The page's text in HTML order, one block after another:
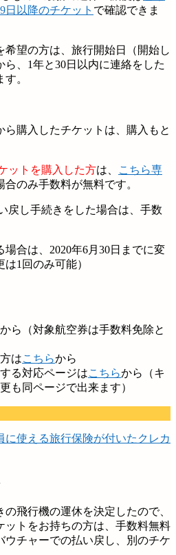
日以降のチケット で確認できま
望の方は、旅行開始日（開始し
、1年と30日以内に連絡をした
。
購入したチケットは、購入もと
ットを購入した方は、
こちら専
のみ手数料が無料です。
戻し手続きをした場合は、手数
合は、2020年6月30日までに変
1回のみ可能）
から（対象航空券は手数料免除と
はこちらから
る対応ページはこちらから（キ
も同ページで出来ます）
使える旅行保険が付いたクレカ
飛行機の運休を決定したので、
ットをお持ちの方は、手数料無料
ウチャーでの払い戻し、別のチケ